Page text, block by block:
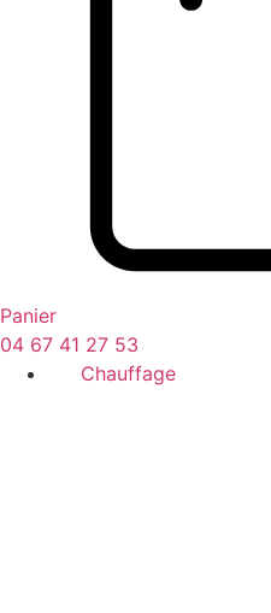
Panier
04 67 41 27 53
Chauffage